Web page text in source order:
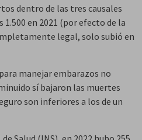
dentro de las tres causales
en 2021 (por efecto de la
legal, solo subió en
manejar embarazos no
sí bajaron las muertes
son inferiores a los de un